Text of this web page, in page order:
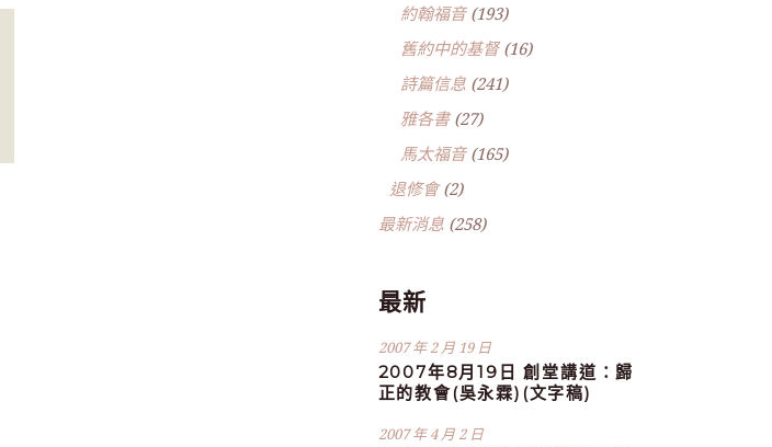
約翰福音(193)
舊約中的基督(16)
詩篇信息(241)
雅各書(27)
馬太福音(165)
退修會(2)
最新消息(258)
最新
2007 年 2 月 19 日
2007年8月19日 創堂講道：歸
正的教會(吳永霖)(文字稿)
2007 年 4 月 2 日